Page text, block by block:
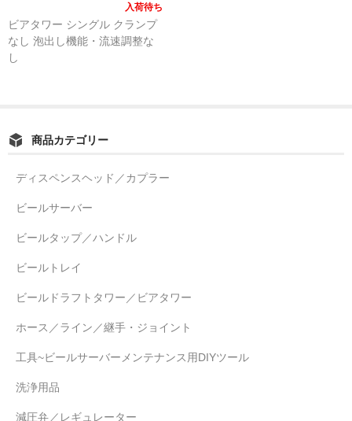
入荷待ち
ビアタワー シングル クランプ
なし 泡出し機能・流速調整な
し
商品カテゴリー
ディスペンスヘッド／カプラー
ビールサーバー
ビールタップ／ハンドル
ビールトレイ
ビールドラフトタワー／ビアタワー
ホース／ライン／継手・ジョイント
工具~ビールサーバーメンテナンス用DIYツール
洗浄用品
減圧弁／レギュレーター